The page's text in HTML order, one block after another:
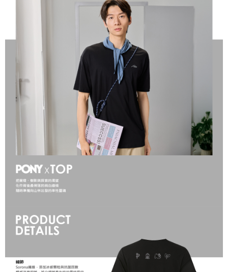
【「AFTEE先享後付」結帳流程】
１．於結帳方式選擇「AFTEE先享後付」後，將跳轉至「AFTEE先享後付」
結帳頁面，進行簡訊認證並確認金額後，即可完成結帳。
２．訂單成立數日內，您將收到繳費通知簡訊。
３．收到繳費通知簡訊後14天內，點擊此簡訊中的連結，可透過四大超商／
ATM／網路銀行／等多元方式進行付款，方視為交易完成。
※ 請注意：結帳手續完成當下不需立刻繳費，但若您需要取消訂單，請聯絡
購買商品的店家。未經商家同意取消之訂單仍視為有效，需透過AFTEE先享
後付繳納相關費用。
※ 交易是否成功請以「AFTEE先享後付 」之結帳頁面顯示為準，若有關於
是否繳費成功／繳費後需取消欲退款等相關疑問，請聯繫「AFTEE先享後付
客戶支援中心」
https://netprotections.freshdesk.com/support/home
１．透過由恩沛科技股份有限公司提供之「AFTEE先享後付」服務完成之交
易，需依本服務之必要範圍內提供個人資料，並將交易相關給付款項請求債
權轉讓予恩沛科技股份有限公司。
https://aftee.tw/terms/#terms3
３．未成年的使用者請事先徵得法定代理人或監護人之同意方可使用
「AFTEE先享後付」，若未經同意申辦者引起之損失，本公司不負相關責
時審查核予不同之上限額度；若仍有額度不足之情形，本公司將視審查結果
請求用戶進行身份認證。
５．嚴禁一人註冊多個帳號或使用他人資訊註冊。若發現惡意使用之情形，
恩沛科技股份有限公司將有權停止該用戶之使用額度並採取法律行動。